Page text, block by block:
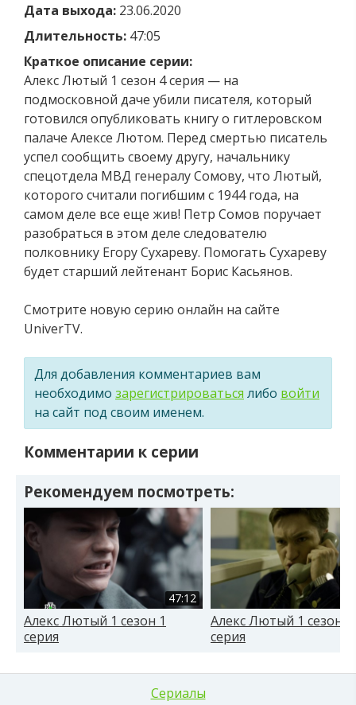
Дата выхода: 23.06.2020
Длительность: 47:05
Краткое описание серии:
Алекс Лютый 1 сезон 4 серия — на
подмосковной даче убили писателя, который
готовился опубликовать книгу о гитлеровском
палаче Алексе Лютом. Перед смертью писатель
успел сообщить своему другу, начальнику
спецотдела МВД генералу Сомову, что Лютый,
которого считали погибшим с 1944 года, на
самом деле все еще жив! Петр Сомов поручает
разобраться в этом деле следователю
полковнику Егору Сухареву. Помогать Сухареву
будет старший лейтенант Борис Касьянов.
Смотрите новую серию онлайн на сайте
UniverTV.
Для добавления комментариев вам
необходимо зарегистрироваться либо войти
на сайт под своим именем.
Комментарии к серии
Рекомендуем посмотреть:
47:12
Алекс Лютый 1 сезон 1
серия
Алекс Лютый 1 сезон
серия
Сериалы